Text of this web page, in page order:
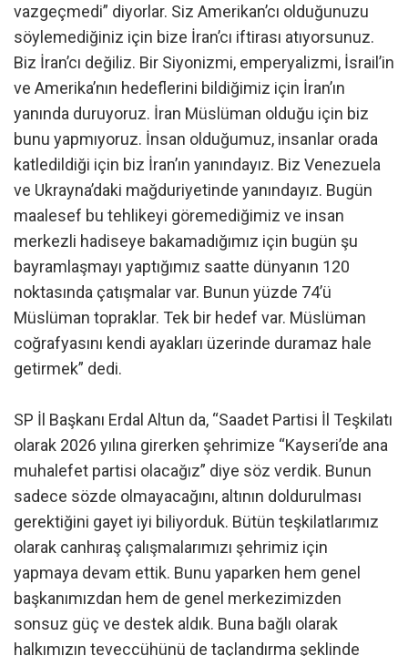
vazgeçmedi” diyorlar. Siz Amerikan’cı olduğunuzu
söylemediğiniz için bize İran’cı iftirası atıyorsunuz.
Biz İran’cı değiliz. Bir Siyonizmi, emperyalizmi, İsrail’in
ve Amerika’nın hedeflerini bildiğimiz için İran’ın
yanında duruyoruz. İran Müslüman olduğu için biz
bunu yapmıyoruz. İnsan olduğumuz, insanlar orada
katledildiği için biz İran’ın yanındayız. Biz Venezuela
ve Ukrayna’daki mağduriyetinde yanındayız. Bugün
maalesef bu tehlikeyi göremediğimiz ve insan
merkezli hadiseye bakamadığımız için bugün şu
bayramlaşmayı yaptığımız saatte dünyanın 120
noktasında çatışmalar var. Bunun yüzde 74’ü
Müslüman topraklar. Tek bir hedef var. Müslüman
coğrafyasını kendi ayakları üzerinde duramaz hale
getirmek” dedi.
SP İl Başkanı Erdal Altun da, “Saadet Partisi İl Teşkilatı
olarak 2026 yılına girerken şehrimize “Kayseri’de ana
muhalefet partisi olacağız” diye söz verdik. Bunun
sadece sözde olmayacağını, altının doldurulması
gerektiğini gayet iyi biliyorduk. Bütün teşkilatlarımız
olarak canhıraş çalışmalarımızı şehrimiz için
yapmaya devam ettik. Bunu yaparken hem genel
başkanımızdan hem de genel merkezimizden
sonsuz güç ve destek aldık. Buna bağlı olarak
halkımızın teveccühünü de taçlandırma şeklinde